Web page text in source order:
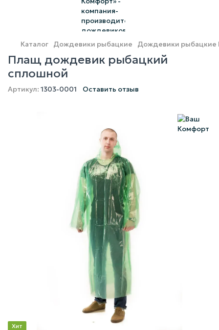
Каталог Дождевики рыбацкие Дождевики рыбацкие
Плащ дождевик рыбацкий
сплошной
Артикул: 1303-0001 Оставить отзыв
Хит